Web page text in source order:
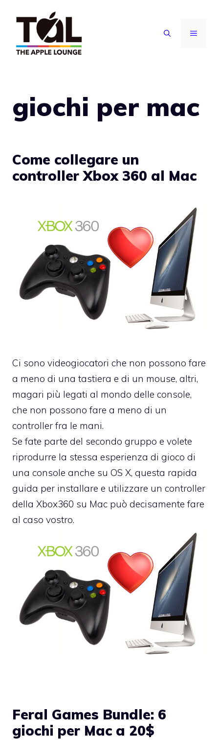
contenuto
MENU
giochi per mac
Come collegare un
controller Xbox 360 al Mac
Ci sono videogiocatori che non possono fare
a meno di una tastiera e di un mouse, altri,
magari più legati al mondo delle console,
che non possono fare a meno di un
controller fra le mani.
Se fate parte del secondo gruppo e volete
riprodurre la stessa esperienza di gioco di
una console anche su OS X, questa rapida
guida per installare e utilizzare un controller
della Xbox360 su Mac può decisamente fare
al caso vostro.
Feral Games Bundle: 6
giochi per Mac a 20$